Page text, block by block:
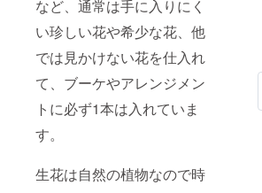
など、通常は手に入りにく
い珍しい花や希少な花、他
では見かけない花を仕入れ
て、ブーケやアレンジメン
トに必ず1本は入れていま
す。
生花は自然の植物なので時